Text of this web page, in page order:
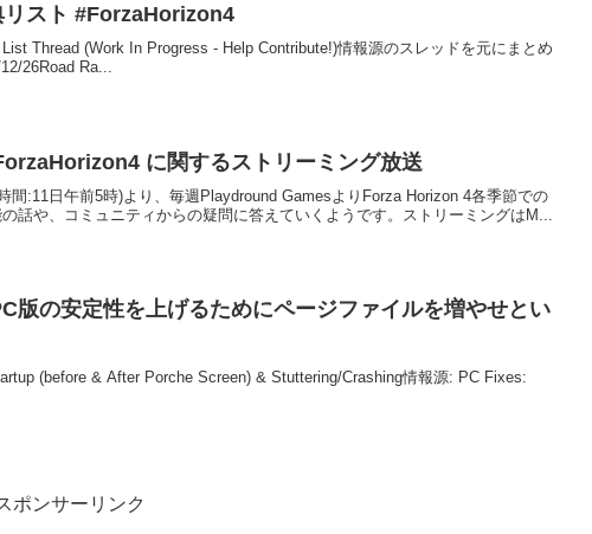
スト #ForzaHorizon4
Thread (Work In Progress - Help Contribute!)情報源のスレッドを元にまとめ
26Road Ra...
に関するストリーミング放送
間:11日午前5時)より、毎週Playdround GamesよりForza Horizon 4各季節での
話や、コミュニティからの疑問に答えていくようです。ストリーミングはM...
版の安定性を上げるためにページファイルを増やせとい
(before & After Porche Screen) & Stuttering/Crashing情報源: PC Fixes:
ポンサーリンク